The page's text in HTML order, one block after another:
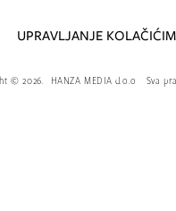
UPRAVLJANJE
© 2026. HANZA MEDIA d.o.o Sva